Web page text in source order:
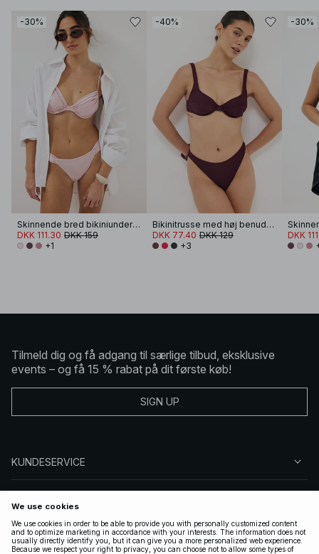
-30%
Skinnende bred bikiniunderdel med rynker
DKK 111.30 DKK 159
+1
-40%
Bikinitrusse med høj benudskæring
DKK 77.40 DKK 129
+3
-30%
DKK
Tilmeld dig og få adgang til særlige tilbud, eksklusive
events – og få 15 % rabat på dit første køb!
SIGN UP
KUNDESERVICE
FØLG OS